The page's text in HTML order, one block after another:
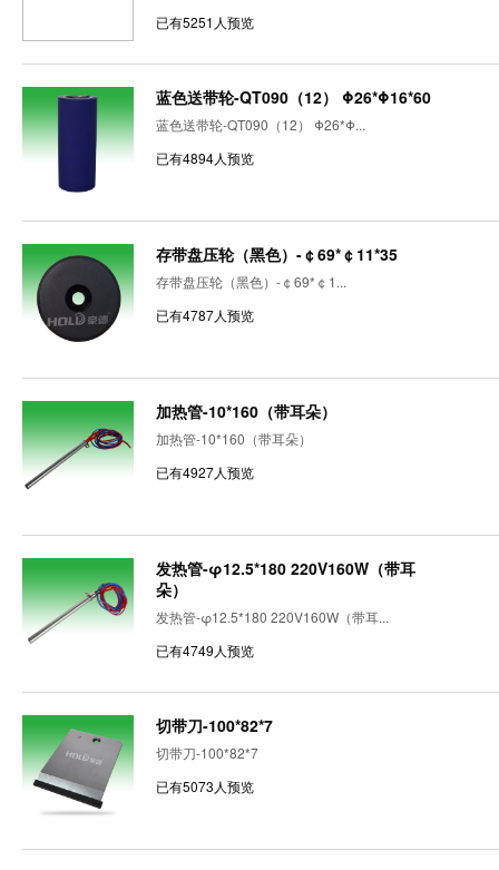
已有5251人预览
蓝色送带轮-QT090（12） Φ26*Φ16*60
蓝色送带轮-QT090（12） Φ26*Φ...
已有4894人预览
存带盘压轮（黑色）-￠69*￠11*35
存带盘压轮（黑色）-￠69*￠1...
已有4787人预览
加热管-10*160（带耳朵）
加热管-10*160（带耳朵）
已有4927人预览
发热管-φ12.5*180 220V160W（带耳
朵）
发热管-φ12.5*180 220V160W（带耳...
已有4749人预览
切带刀-100*82*7
切带刀-100*82*7
已有5073人预览